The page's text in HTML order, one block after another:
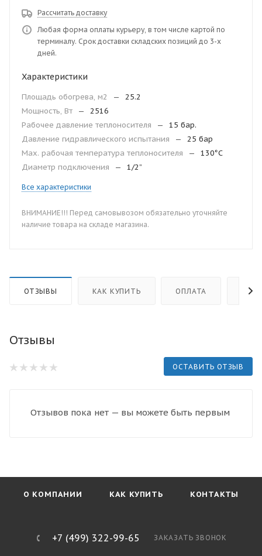
Рассчитать доставку
Любая форма оплаты курьеру, в том числе картой по
терминалу. Срок доставки складских позиций до 3-х
дней.
Характеристики
Площадь обогрева, м2 —
25.2
Мощность, Вт
—
2516
Рабочее давление теплоносителя
—
15 бар.
Давление гидравлического испытания
—
25 бар
Мax. рабочая температура теплоносителя
—
130°С
Диаметр подключения
— 1/2”
Все характеристики
ВНИМАНИЕ!!! Перед самовывозом обязательно уточняйте
наличие товара на складе магазина.
ОТЗЫВЫ КАК КУПИТЬ ОПЛАТА
Отзывы
ОСТАВИТЬ ОТЗЫВ
Отзывов пока нет — вы можете быть первым
О КОМПАНИИ КАК КУПИТЬ КОНТАКТЫ
+7 (499) 322-99-65 ЗАКАЗАТЬ ЗВОНОК